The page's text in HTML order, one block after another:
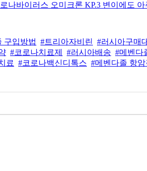
나바이러스 오미크론 KP.3 변이에도
구입방법 #트리아자비린 #러시아구매
#코로나치료제 #러시아배송 #메벤다
료 #코로나백신디톡스 #메벤다졸 항